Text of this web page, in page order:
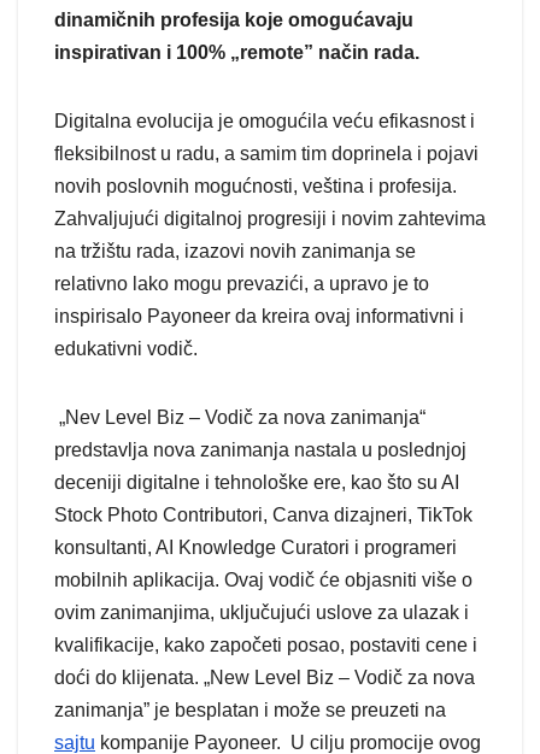
dinamičnih profesija koje omogućavaju
inspirativan i 100% „remote” način rada.
Digitalna evolucija je omogućila veću efikasnost i
fleksibilnost u radu, a samim tim doprinela i pojavi
novih poslovnih mogućnosti, veština i profesija.
Zahvaljujući digitalnoj progresiji i novim zahtevima
na tržištu rada, izazovi novih zanimanja se
relativno lako mogu prevazići, a upravo je to
inspirisalo Payoneer da kreira ovaj informativni i
edukativni vodič.
„Nev Level Biz – Vodič za nova zanimanja“
predstavlja nova zanimanja nastala u poslednjoj
deceniji digitalne i tehnološke ere, kao što su AI
Stock Photo Contributori, Canva dizajneri, TikTok
konsultanti, AI Knowledge Curatori i programeri
mobilnih aplikacija. Ovaj vodič će objasniti više o
ovim zanimanjima, uključujući uslove za ulazak i
kvalifikacije, kako započeti posao, postaviti cene i
doći do klijenata. „New Level Biz – Vodič za nova
zanimanja” je besplatan i može se preuzeti na
sajtu kompanije Payoneer. U cilju promocije ovog